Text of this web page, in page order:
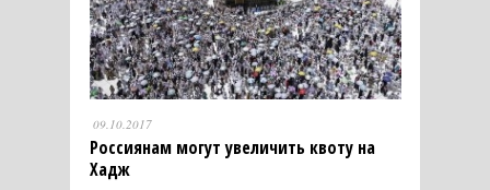
09.10.2017
Россиянам могут увеличить квоту на
Хадж